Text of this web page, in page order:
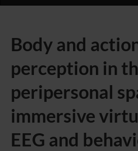
Body and
perception in
peripersonal
immersive
EEG and